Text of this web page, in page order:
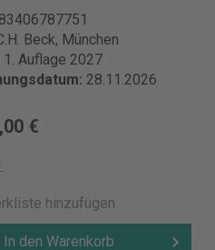
Beck, München
1. Auflage 2027
28.11.2026
€
hinzufügen
In den Warenkorb